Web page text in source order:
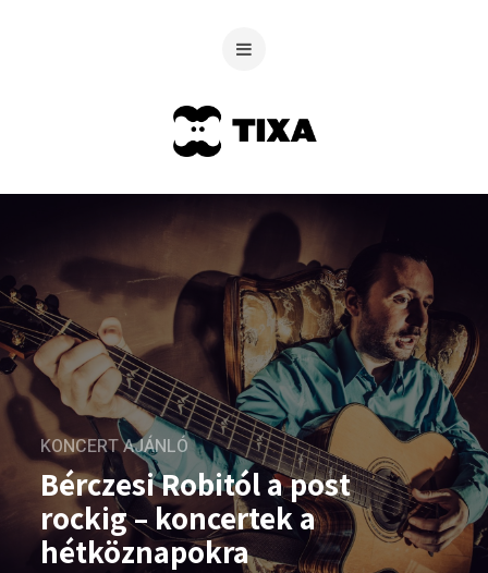
KONCERT AJÁNLÓ
Bérczesi Robitól a post
rockig – koncertek a
hétköznapokra